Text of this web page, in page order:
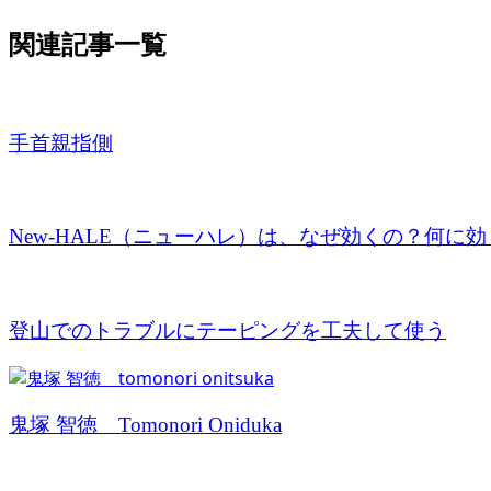
関連記事一覧
手首親指側
New-HALE（ニューハレ）は、なぜ効くの？何に効
登山でのトラブルにテーピングを工夫して使う
鬼塚 智徳 Tomonori Oniduka